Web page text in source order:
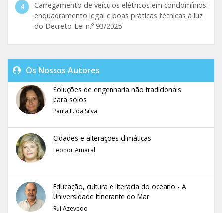
Carregamento de veículos elétricos em condomínios:
enquadramento legal e boas práticas técnicas à luz
do Decreto-Lei n.º 93/2025
Os Nossos Autores
Soluções de engenharia não tradicionais
para solos
Paula F. da Silva
Cidades e alterações climáticas
Leonor Amaral
Educação, cultura e literacia do oceano - A
Universidade Itinerante do Mar
Rui Azevedo